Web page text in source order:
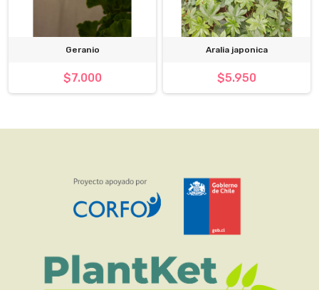
Geranio
$7.000
Aralia japonica
$5.950